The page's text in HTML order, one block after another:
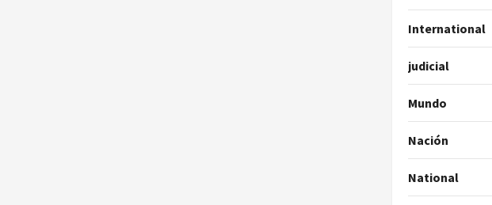
International
judicial
Mundo
Nación
National